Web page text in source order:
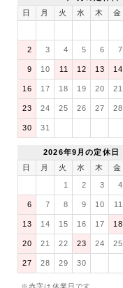
日
月 火 水 木 金
2 3 4 5 6 7
9 10 11 12 13 14
16 17 18 19 20 21
23 24 25 26 27 28
30 31
2026年9月の定休日
日
月 火 水 木 金
1 2 3 4
6 7 8 9 10 11
13 14 15 16 17 18
20 21 22 23 24 25
27 28 29 30
※赤字は休業日です